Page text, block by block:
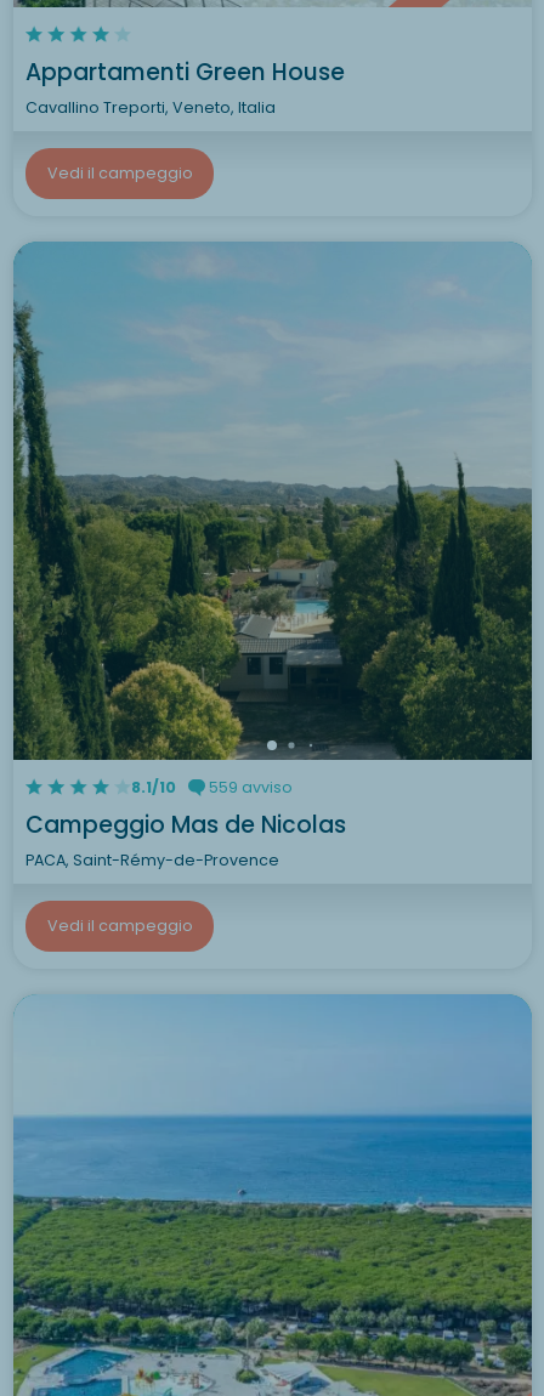
Appartamenti Green House
Cavallino Treporti, Veneto, Italia
Vedi il campeggio
8.1/10 559 avviso
Campeggio Mas de Nicolas
PACA, Saint-Rémy-de-Provence
Vedi il campeggio